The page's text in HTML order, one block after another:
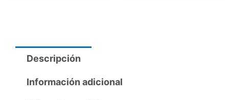
Descripción
Información adicional